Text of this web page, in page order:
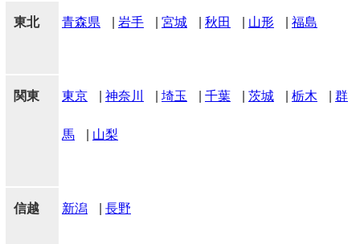
東北 青森県 岩手 宮城 秋田 山形 福島
関東 東京 神奈川 埼玉 千葉 茨城 栃木 群
馬 山梨
信越 新潟 長野